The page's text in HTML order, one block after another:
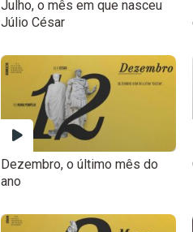
Julho, o mês em que nasceu
Júlio César
Dezembro, o último mês do
ano